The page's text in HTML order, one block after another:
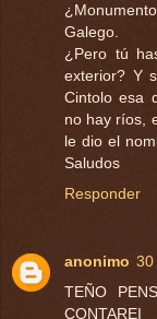
Galego.
¿Pero tú
exterior? Y
Cintolo esa
no hay ríos,
le dio el
Saludos
Responder
anonimo 30
TEÑO
CONTAREI